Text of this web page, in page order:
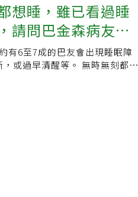
想睡，雖已看過睡
請問巴金森病友該
眠藥會與巴金森病
有6至7成的巴友會出現睡眠障
或過早清醒等。 無時無刻都想